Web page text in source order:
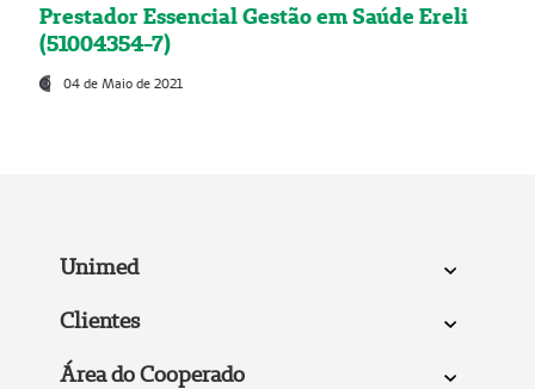
Prestador Essencial Gestão em Saúde Ereli
(51004354-7)
04 de Maio de 2021
Unimed
Clientes
Área do Cooperado